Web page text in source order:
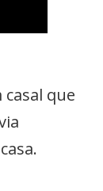
que